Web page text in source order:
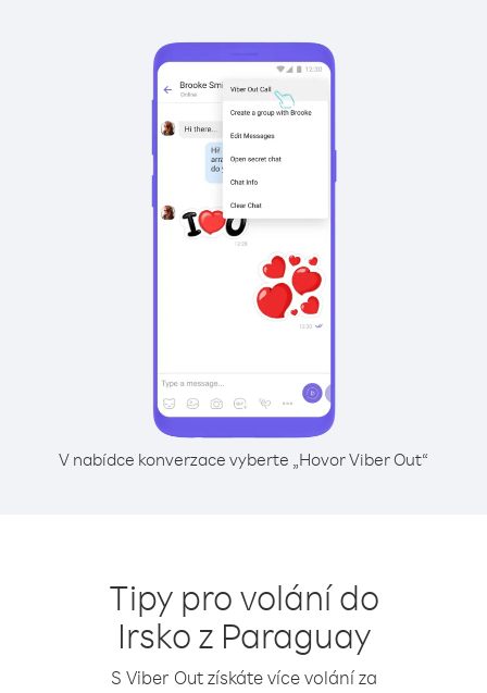
V nabídce konverzace vyberte „Hovor Viber Out“
Tipy pro volání do
Irsko z Paraguay
S Viber Out získáte více volání za